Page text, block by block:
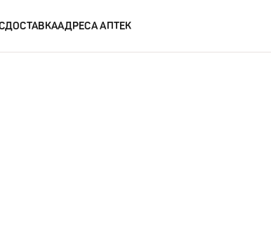
ДОСТАВКААДРЕСА АПТЕК